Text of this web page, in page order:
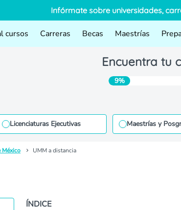
Infórmate sobre universidades,
cursos Carreras Becas Maestrías
Encuentra tu
9%
Licenciaturas Ejecutivas Maestrías y
México UMM a distancia
ÍNDICE